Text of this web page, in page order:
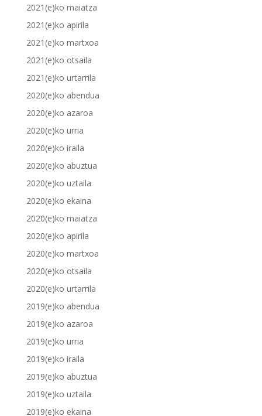
2021(e)ko maiatza
2021(e)ko apirila
2021(e)ko martxoa
2021(e)ko otsaila
2021(e)ko urtarrila
2020(e)ko abendua
2020(e)ko azaroa
2020(e)ko urria
2020(e)ko iraila
2020(e)ko abuztua
2020(e)ko uztaila
2020(e)ko ekaina
2020(e)ko maiatza
2020(e)ko apirila
2020(e)ko martxoa
2020(e)ko otsaila
2020(e)ko urtarrila
2019(e)ko abendua
2019(e)ko azaroa
2019(e)ko urria
2019(e)ko iraila
2019(e)ko abuztua
2019(e)ko uztaila
2019(e)ko ekaina